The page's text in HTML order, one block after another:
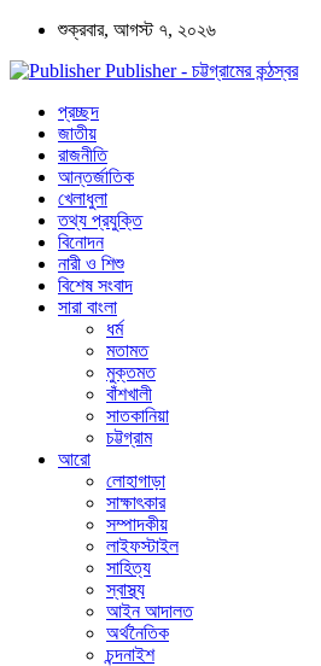
শুক্রবার, আগস্ট ৭, ২০২৬
Publisher - চট্টগ্রামের কন্ঠস্বর
প্রচ্ছদ
জাতীয়
রাজনীতি
আন্তর্জাতিক
খেলাধুলা
তথ্য প্রযুক্তি
বিনোদন
নারী ও শিশু
বিশেষ সংবাদ
সারা বাংলা
ধর্ম
মতামত
মুক্তমত
বাঁশখালী
সাতকানিয়া
চট্টগ্রাম
আরো
লোহাগাড়া
সাক্ষাৎকার
সম্পাদকীয়
লাইফস্টাইল
সাহিত্য
স্বাস্থ্য
আইন আদালত
অর্থনৈতিক
চন্দনাইশ